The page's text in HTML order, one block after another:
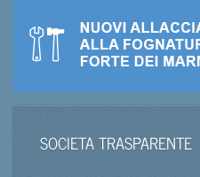
SOCIETA TRASPARENTE